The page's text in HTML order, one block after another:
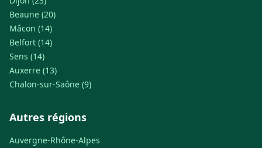
Beaune (20)
Mâcon (14)
Belfort (14)
Sens (14)
Auxerre (13)
Chalon-sur-Saône (9)
Autres régions
Auvergne-Rhône-Alpes